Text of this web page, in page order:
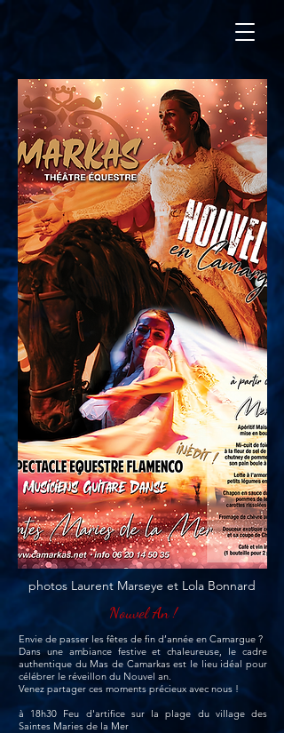
photos Laurent Marseye et Lola Bonnard
Nouvel An !
Envie de passer les fêtes de fin d’année en Camargue ?
Dans une ambiance festive et chaleureuse, le cadre
authentique du Mas de Camarkas est le lieu idéal pour
célébrer le réveillon du Nouvel an.
Venez partager ces moments précieux avec nous !
à 18h30 Feu d'artifice sur la plage du village des
Saintes Maries de la Mer